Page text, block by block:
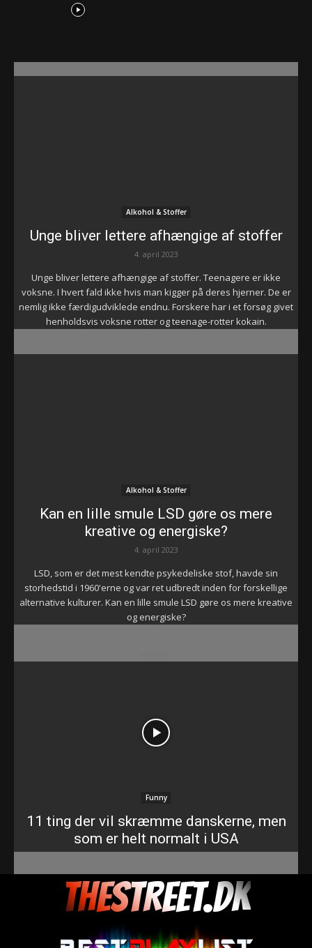
Alkohol & Stoffer
Unge bliver lettere afhængige af stoffer
4. april 2023
Unge bliver lettere afhængige af stoffer. Teenagere er ikke
voksne. I hvert fald ikke hvis man kigger på deres hjerner. De er
nemlig ikke færdigudviklede endnu. Forskere har i et forsøg givet
henholdsvis voksne rotter og teenage-rotter kokain.
Alkohol & Stoffer
Kan en lille smule LSD gøre os mere
kreative og energiske?
4. april 2023
LSD, som er det mest kendte psykedeliske stof, havde sin
storhedstid i 1960'erne og var ret udbredt inden for forskellige
alternative kulturer. Kan en lille smule LSD gøre os mere kreative
og energiske?
Funny
11 ting der vil skræmme danskerne, men
som er helt normalt i USA
THESTREET.DK